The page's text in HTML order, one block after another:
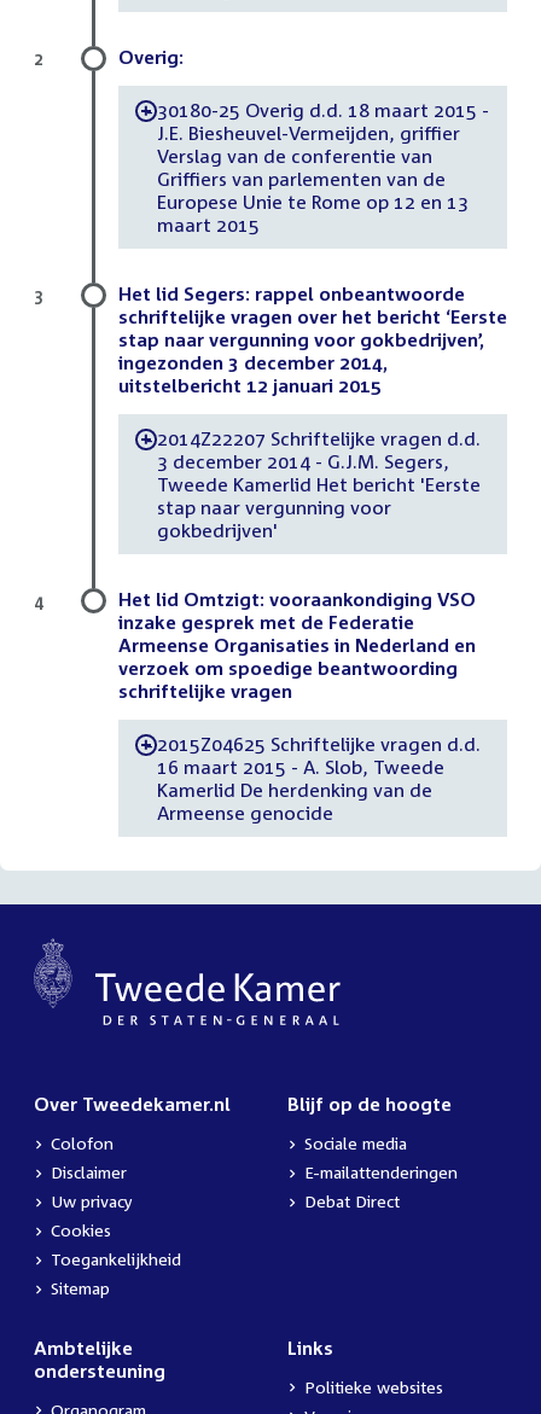
Overig:
-30180-25 Overig d.d. 18 maart 2015 -
J.E. Biesheuvel-Vermeijden, griffier
Verslag van de conferentie van
Griffiers van parlementen van de
Europese Unie te Rome op 12 en 13
maart 2015
2
Het lid Segers: rappel onbeantwoorde
schriftelijke vragen over het bericht ‘Eerste
stap naar vergunning voor gokbedrijven’,
ingezonden 3 december 2014,
uitstelbericht 12 januari 2015
-2014Z22207 Schriftelijke vragen d.d.
3 december 2014 - G.J.M. Segers,
Tweede Kamerlid Het bericht 'Eerste
stap naar vergunning voor
gokbedrijven'
3
Het lid Omtzigt: vooraankondiging VSO
inzake gesprek met de Federatie
Armeense Organisaties in Nederland en
verzoek om spoedige beantwoording
schriftelijke vragen
-2015Z04625 Schriftelijke vragen d.d.
16 maart 2015 - A. Slob, Tweede
Kamerlid De herdenking van de
Armeense genocide
4
Over Tweedekamer.nl
Colofon
Disclaimer
Uw privacy
Cookies
Toegankelijkheid
Sitemap
Blijf op de hoogte
Sociale media
E-mailattenderingen
Debat Direct
Ambtelijke
ondersteuning
Organogram
Links
Politieke websites